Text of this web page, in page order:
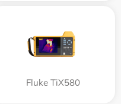
Fluke TiX580